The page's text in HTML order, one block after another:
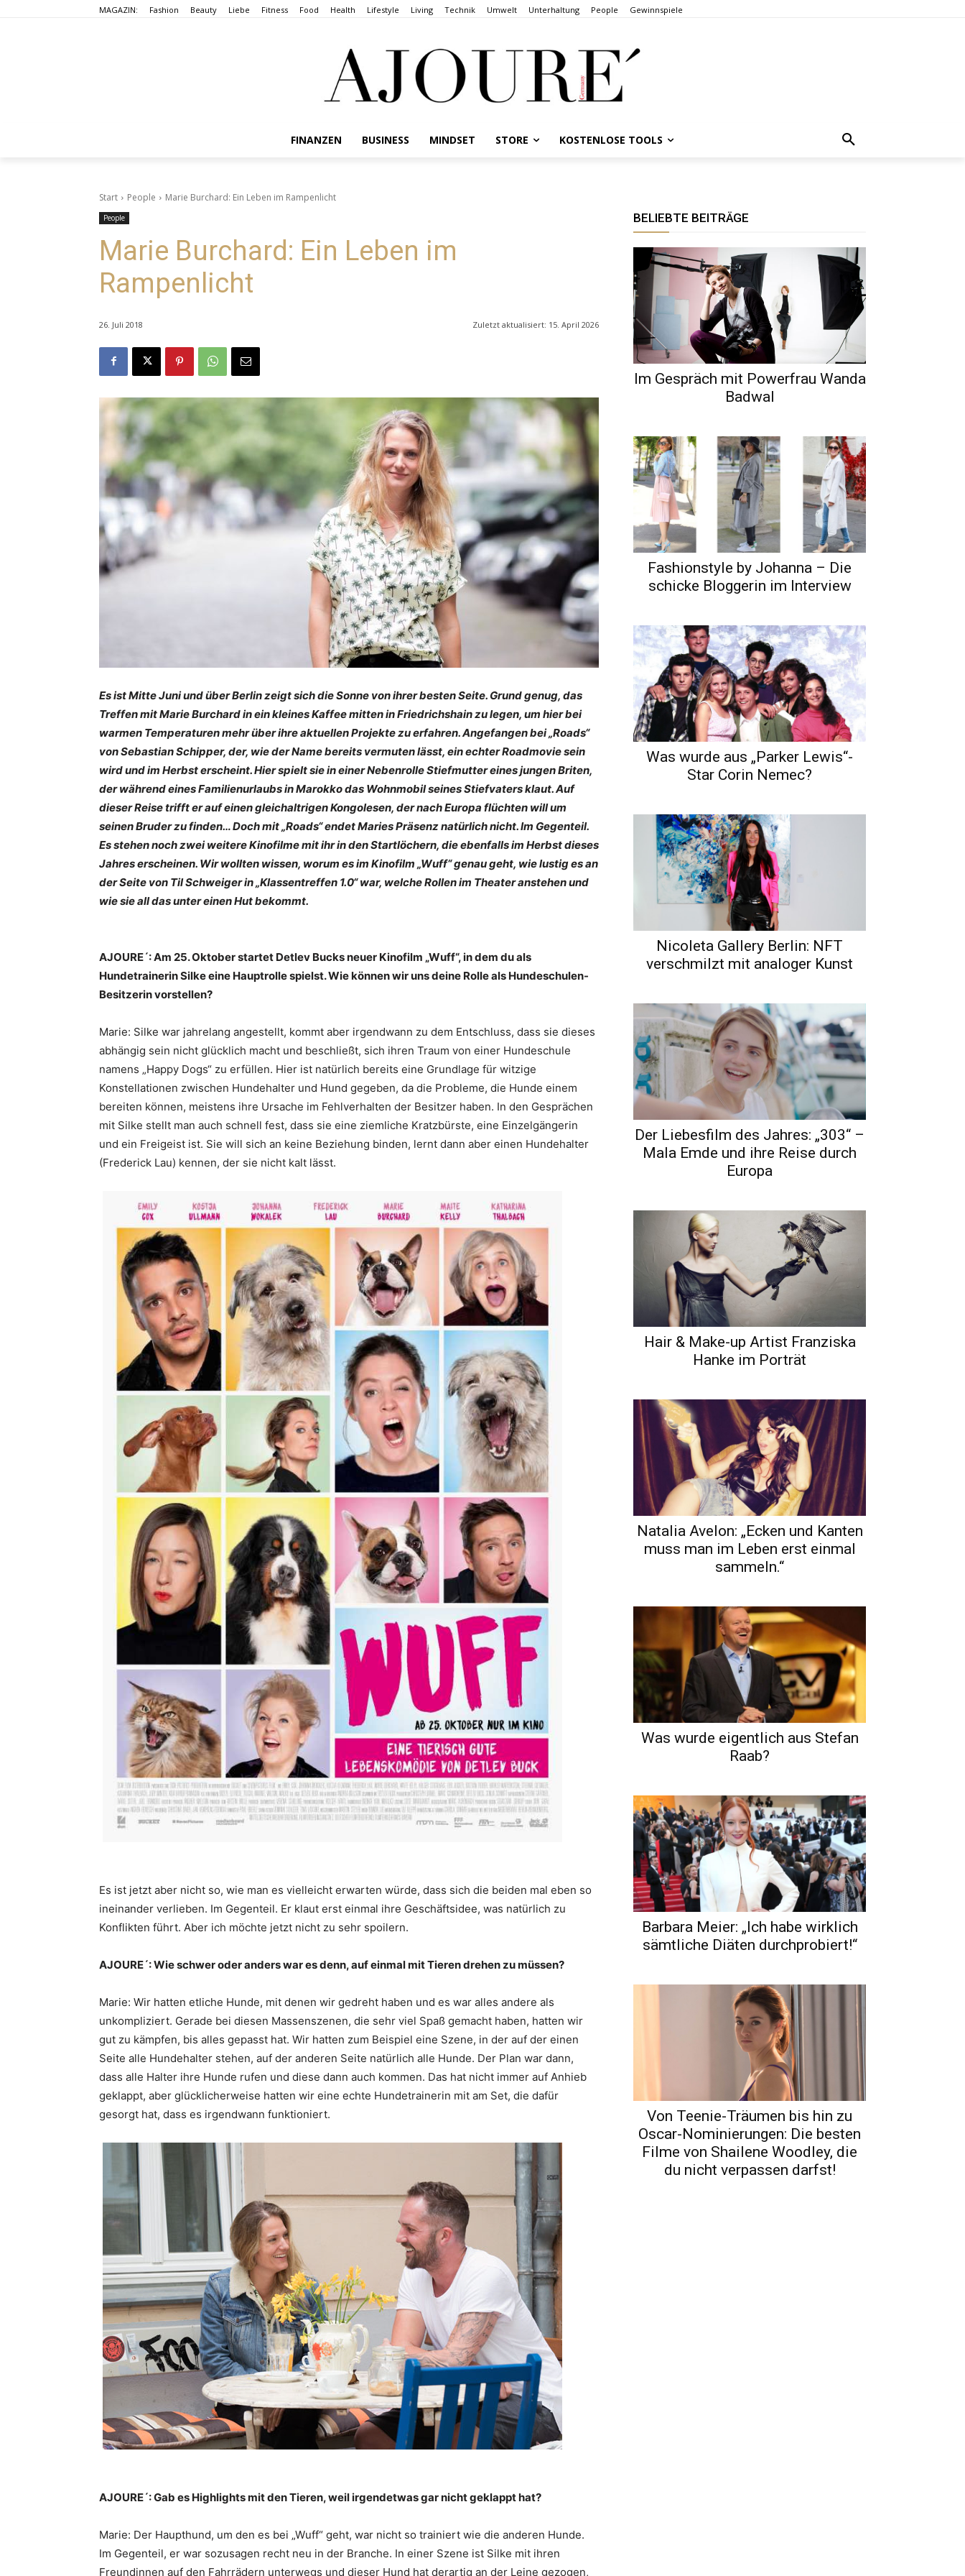
MAGAZIN: Fashion Beauty Liebe Fitness Food Health Lifestyle Living Technik Umwelt Unterhaltung People Gewinnspiele
FINANZEN BUSINESS MINDSET STORE KOSTENLOSE TOOLS
Start People Marie Burchard: Ein Leben im Rampenlicht
People
Marie Burchard: Ein Leben im
Rampenlicht
26. Juli 2018 Zuletzt aktualisiert: 15. April 2026
Es ist Mitte Juni und über Berlin zeigt sich die Sonne von ihrer besten Seite. Grund genug, das
Treffen mit Marie Burchard in ein kleines Kaffee mitten in Friedrichshain zu legen, um hier bei
warmen Temperaturen mehr über ihre aktuellen Projekte zu erfahren. Angefangen bei „Roads“
von Sebastian Schipper, der, wie der Name bereits vermuten lässt, ein echter Roadmovie sein
wird und im Herbst erscheint. Hier spielt sie in einer Nebenrolle Stiefmutter eines jungen Briten,
der während eines Familienurlaubs in Marokko das Wohnmobil seines Stiefvaters klaut. Auf
dieser Reise trifft er auf einen gleichaltrigen Kongolesen, der nach Europa flüchten will um
seinen Bruder zu finden… Doch mit „Roads“ endet Maries Präsenz natürlich nicht. Im Gegenteil.
Es stehen noch zwei weitere Kinofilme mit ihr in den Startlöchern, die ebenfalls im Herbst dieses
Jahres erscheinen. Wir wollten wissen, worum es im Kinofilm „Wuff“ genau geht, wie lustig es an
der Seite von Til Schweiger in „Klassentreffen 1.0“ war, welche Rollen im Theater anstehen und
wie sie all das unter einen Hut bekommt.
AJOURE´: Am 25. Oktober startet Detlev Bucks neuer Kinofilm „Wuff“, in dem du als
Hundetrainerin Silke eine Hauptrolle spielst. Wie können wir uns deine Rolle als Hundeschulen-
Besitzerin vorstellen?
Marie: Silke war jahrelang angestellt, kommt aber irgendwann zu dem Entschluss, dass sie dieses
abhängig sein nicht glücklich macht und beschließt, sich ihren Traum von einer Hundeschule
namens „Happy Dogs“ zu erfüllen. Hier ist natürlich bereits eine Grundlage für witzige
Konstellationen zwischen Hundehalter und Hund gegeben, da die Probleme, die Hunde einem
bereiten können, meistens ihre Ursache im Fehlverhalten der Besitzer haben. In den Gesprächen
mit Silke stellt man auch schnell fest, dass sie eine ziemliche Kratzbürste, eine Einzelgängerin
und ein Freigeist ist. Sie will sich an keine Beziehung binden, lernt dann aber einen Hundehalter
(Frederick Lau) kennen, der sie nicht kalt lässt.
Es ist jetzt aber nicht so, wie man es vielleicht erwarten würde, dass sich die beiden mal eben so
ineinander verlieben. Im Gegenteil. Er klaut erst einmal ihre Geschäftsidee, was natürlich zu
Konflikten führt. Aber ich möchte jetzt nicht zu sehr spoilern.
AJOURE´: Wie schwer oder anders war es denn, auf einmal mit Tieren drehen zu müssen?
Marie: Wir hatten etliche Hunde, mit denen wir gedreht haben und es war alles andere als
unkompliziert. Gerade bei diesen Massenszenen, die sehr viel Spaß gemacht haben, hatten wir
gut zu kämpfen, bis alles gepasst hat. Wir hatten zum Beispiel eine Szene, in der auf der einen
Seite alle Hundehalter stehen, auf der anderen Seite natürlich alle Hunde. Der Plan war dann,
dass alle Halter ihre Hunde rufen und diese dann auch kommen. Das hat nicht immer auf Anhieb
geklappt, aber glücklicherweise hatten wir eine echte Hundetrainerin mit am Set, die dafür
gesorgt hat, dass es irgendwann funktioniert.
AJOURE´: Gab es Highlights mit den Tieren, weil irgendetwas gar nicht geklappt hat?
Marie: Der Haupthund, um den es bei „Wuff“ geht, war nicht so trainiert wie die anderen Hunde.
Im Gegenteil, er war sozusagen recht neu in der Branche. In einer Szene ist Silke mit ihren
Freundinnen auf den Fahrrädern unterwegs und dieser Hund hat derartig an der Leine gezogen,
BELIEBTE BEITRÄGE
Im Gespräch mit Powerfrau Wanda
Badwal
Fashionstyle by Johanna – Die
schicke Bloggerin im Interview
Was wurde aus „Parker Lewis“-
Star Corin Nemec?
Nicoleta Gallery Berlin: NFT
verschmilzt mit analoger Kunst
Der Liebesfilm des Jahres: „303“ –
Mala Emde und ihre Reise durch
Europa
Hair & Make-up Artist Franziska
Hanke im Porträt
Natalia Avelon: „Ecken und Kanten
muss man im Leben erst einmal
sammeln.“
Was wurde eigentlich aus Stefan
Raab?
Barbara Meier: „Ich habe wirklich
sämtliche Diäten durchprobiert!“
Von Teenie-Träumen bis hin zu
Oscar-Nominierungen: Die besten
Filme von Shailene Woodley, die
du nicht verpassen darfst!